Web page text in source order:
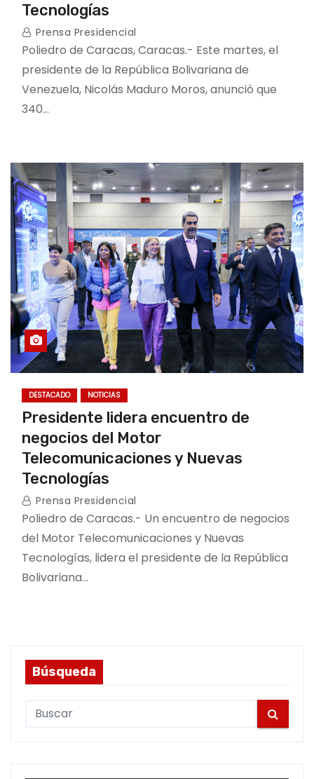
Tecnologías
Prensa Presidencial
Poliedro de Caracas, Caracas.- Este martes, el
presidente de la República Bolivariana de
Venezuela, Nicolás Maduro Moros, anunció que
340…
DESTACADO NOTICIAS
Presidente lidera encuentro de
negocios del Motor
Telecomunicaciones y Nuevas
Tecnologías
Prensa Presidencial
Poliedro de Caracas.- Un encuentro de negocios
del Motor Telecomunicaciones y Nuevas
Tecnologías, lidera el presidente de la República
Bolivariana…
Búsqueda